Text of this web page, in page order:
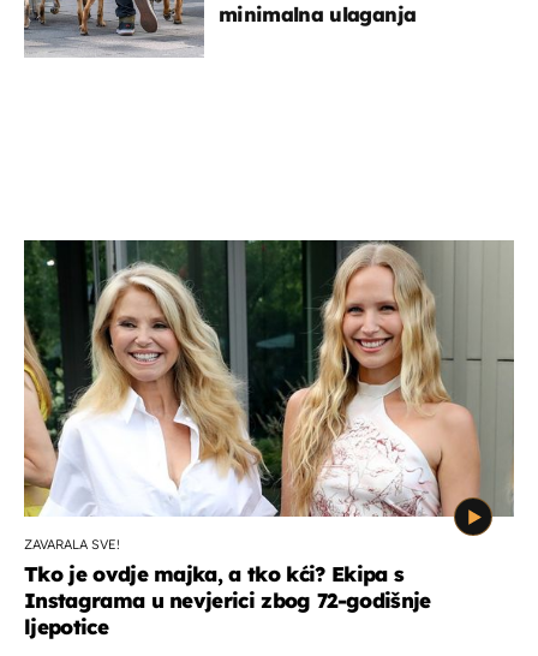
minimalna ulaganja
ZAVARALA SVE!
Tko je ovdje majka, a tko kći? Ekipa s
Instagrama u nevjerici zbog 72-godišnje
ljepotice